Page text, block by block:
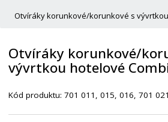
n
t
r
n
Otvíráky korunkové/korunkové s
Otvíráky korunkové/
vývrtkou hotelové
Kód produktu:701 011, 015, 016, 701